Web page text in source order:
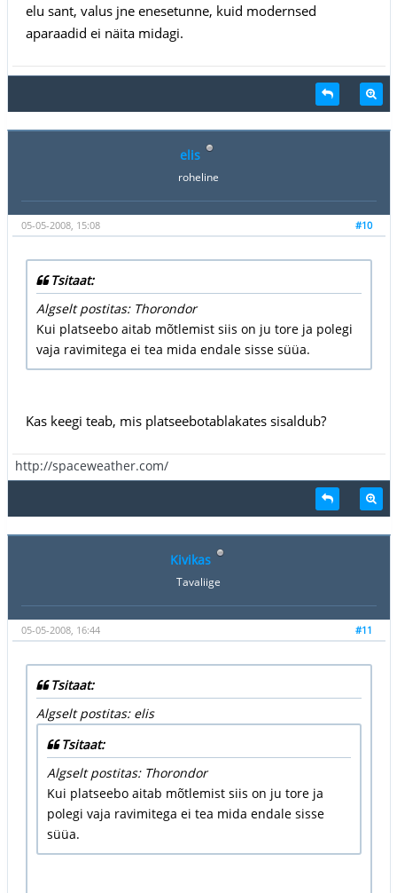
elu sant, valus jne enesetunne, kuid modernsed
aparaadid ei näita midagi.
elis
roheline
#10
05-05-2008, 15:08
Tsitaat:
Algselt postitas: Thorondor
Kui platseebo aitab mõtlemist siis on ju tore ja polegi
vaja ravimitega ei tea mida endale sisse süüa.
Kas keegi teab, mis platseebotablakates sisaldub?
http://spaceweather.com/
Kivikas
Tavaliige
#11
05-05-2008, 16:44
Tsitaat:
Algselt postitas: elis
Tsitaat:
Algselt postitas: Thorondor
Kui platseebo aitab mõtlemist siis on ju tore ja
polegi vaja ravimitega ei tea mida endale sisse
süüa.